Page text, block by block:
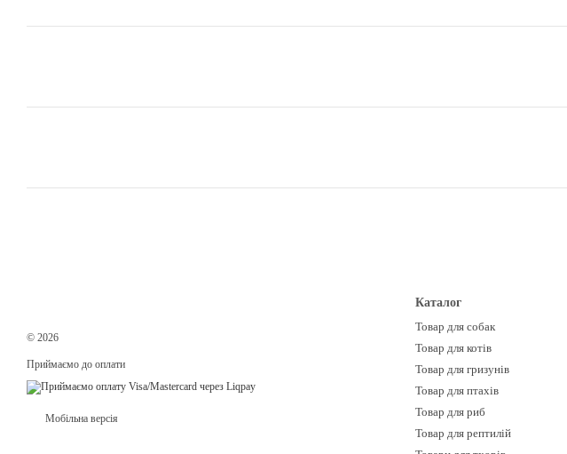
© 2026
Приймаємо до оплати
Мобільна версія
Каталог
Товар для собак
Товар для котів
Товар для гризунів
Товар для птахів
Товар для риб
Товар для рептилій